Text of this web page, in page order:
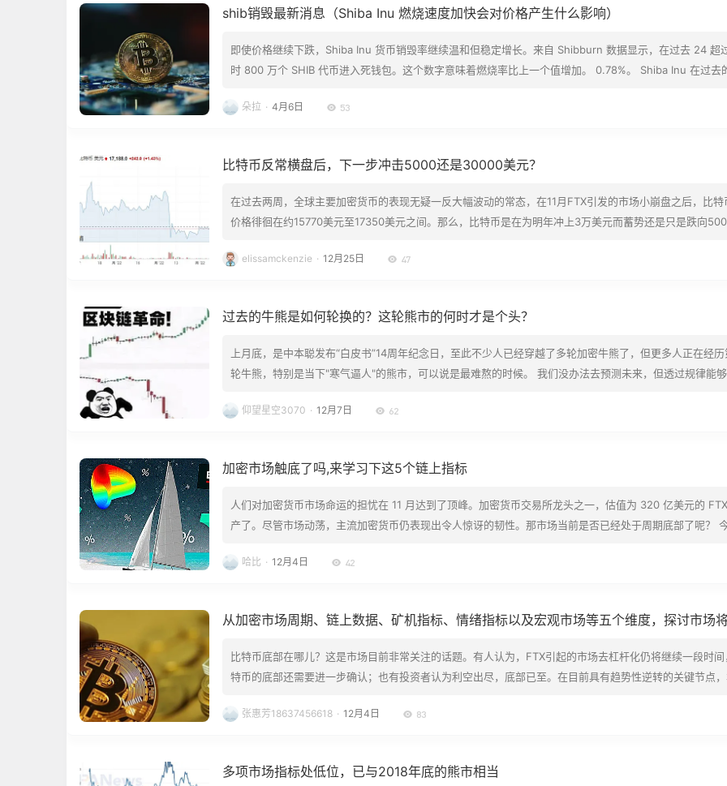
shib销毁最新消息（Shiba Inu 燃烧速度加快会对价格产生什么影响）
即使价格继续下跌，Shiba Inu 货币销毁率继续温和但稳定增长。来自 Shibburn 数据显示，在过去 24 超
时 800 万个 SHIB 代币进入死钱包。这个数字意味着燃烧率比上一个值增加。 0.78%。 Shiba Inu 在过去
缓慢但稳步上升。 SHIB 当燃烧率飙升时，价格暴…
朵拉 · 4月6日 53
比特币反常横盘后，下一步冲击5000还是30000美元？
在过去两周，全球主要加密货币的表现无疑一反大幅波动的常态，在11月FTX引发的市场小崩盘之后，比特
价格徘徊在约15770美元至17350美元之间。那么，比特币是在为明年冲上3万美元而蓄势还是只是跌向
ob Sansbury称：“我们现在需要问自己的问题是：这个市场上还有卖家吗？在…
elissamckenzie · 12月25日 47
过去的牛熊是如何轮换的？这轮熊市的何时才是个头？
上月底，是中本聪发布“白皮书”14周年纪念日，至此不少人已经穿越了多轮加密牛熊了，但更多人正在经
轮牛熊，特别是当下"寒气逼人"的熊市，可以说是最难熬的时候。 我们没办法去预测未来，但透过规律能
哪里… 过去的牛熊是如何轮换的 关于牛熊轮换换时人们对加密市场的态度，用一个表情包…
仰望星空3070 · 12月7日 62
加密市场触底了吗,来学习下这5个链上指标
人们对加密货币市场命运的担忧在 11 月达到了顶峰。加密货币交易所龙头之一，估值为 320 亿美元的
产了。尽管市场动荡，主流加密货币仍表现出令人惊讶的韧性。那市场当前是否已经处于周期底部了呢？
哈比 · 12月4日 42
从加密市场周期、链上数据、矿机指标、情绪指标以及宏观市场等五个维度，探讨市场
比特币底部在哪儿？这是市场目前非常关注的话题。有人认为，FTX引起的市场去杠杆化仍将继续一段时间
特币的底部还需要进一步确认；也有投资者认为利空出尽，底部已至。在目前具有趋势性逆转的关键节点
变化。 核心要点 1. 传统金融机构认为，本轮熊市机构投资者占据主导地位，使用的杠杆也相对较大，整体
张惠芳18637456618 · 12月4日 83
多项市场指标处低位，已与2018年底的熊市相当